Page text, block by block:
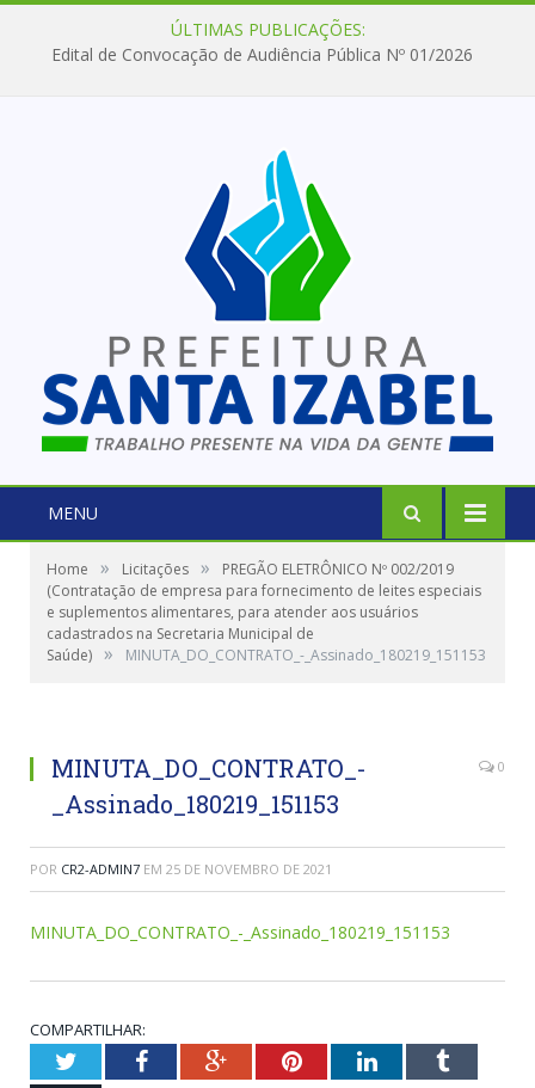
ÚLTIMAS PUBLICAÇÕES:
Edital de Convocação de Audiência Pública Nº 01/2026
MENU
Home » Licitações »
PREGÃO ELETRÔNICO Nº 002/2019
(Contratação de empresa para fornecimento de leites especiais
e suplementos alimentares, para atender aos usuários
cadastrados na Secretaria Municipal de
Saúde) » MINUTA_DO_CONTRATO_-_Assinado_180219_151153
MINUTA_DO_CONTRATO_-
_Assinado_180219_151153
0
POR CR2-ADMIN7 EM 25 DE NOVEMBRO DE 2021
MINUTA_DO_CONTRATO_-_Assinado_180219_151153
COMPARTILHAR:
TwitterFacebookGoogle+PinterestLinkedInTumblr